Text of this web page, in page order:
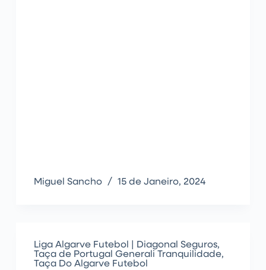
Miguel Sancho 15 de Janeiro, 2024
Liga Algarve Futebol | Diagonal Seguros,
Taça de Portugal Generali Tranquilidade,
Taça Do Algarve Futebol